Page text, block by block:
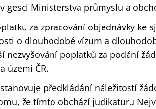
gesci Ministerstva průmyslu a
za zpracování objednávky ke
o dlouhodobé vízum a
nezvyšování poplatků za podání
území ČR.
předkládání náležitostí
že tímto obchází judikaturu